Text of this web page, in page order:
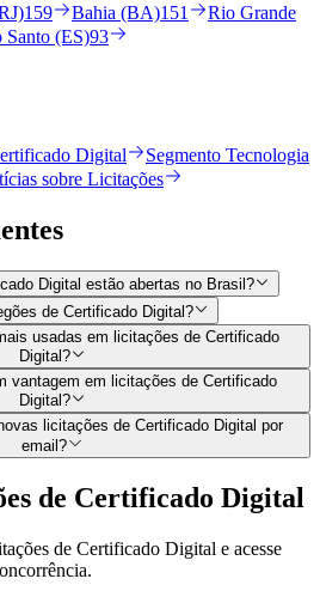
159 Bahia (BA)151
Rio Grande
Santo (ES)93
Digital
Segmento Tecnologia
sobre Licitações
Digital estão abertas no Brasil?
de Certificado Digital?
usadas em licitações de Certificado
Digital?
vantagem em licitações de Certificado
Digital?
licitações de Certificado Digital por
email?
de Certificado Digital
de Certificado Digital e acesse